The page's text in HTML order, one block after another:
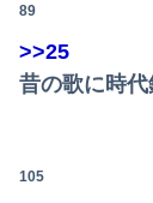
89
>>25
昔の歌に時
105